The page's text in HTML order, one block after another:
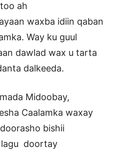
ah
waxba idiin qaban
Way ku guul
dawlad wax u tarta
dalkeeda.
Midoobay,
Caalamka waxay
bishii
lagu doortay